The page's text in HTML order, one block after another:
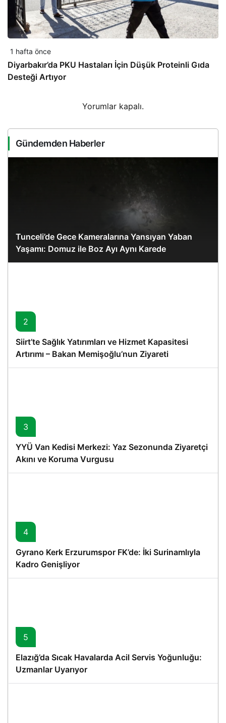
1 hafta önce
Diyarbakır’da PKU Hastaları İçin Düşük Proteinli Gıda
Desteği Artıyor
Yorumlar kapalı.
Gündemden Haberler
Tunceli’de Gece Kameralarına Yansıyan Yaban
Yaşamı: Domuz ile Boz Ayı Aynı Karede
2
Siirt’te Sağlık Yatırımları ve Hizmet Kapasitesi
Artırımı – Bakan Memişoğlu’nun Ziyareti
3
YYÜ Van Kedisi Merkezi: Yaz Sezonunda Ziyaretçi
Akını ve Koruma Vurgusu
4
Gyrano Kerk Erzurumspor FK’de: İki Surinamlıyla
Kadro Genişliyor
5
Elazığ’da Sıcak Havalarda Acil Servis Yoğunluğu:
Uzmanlar Uyarıyor